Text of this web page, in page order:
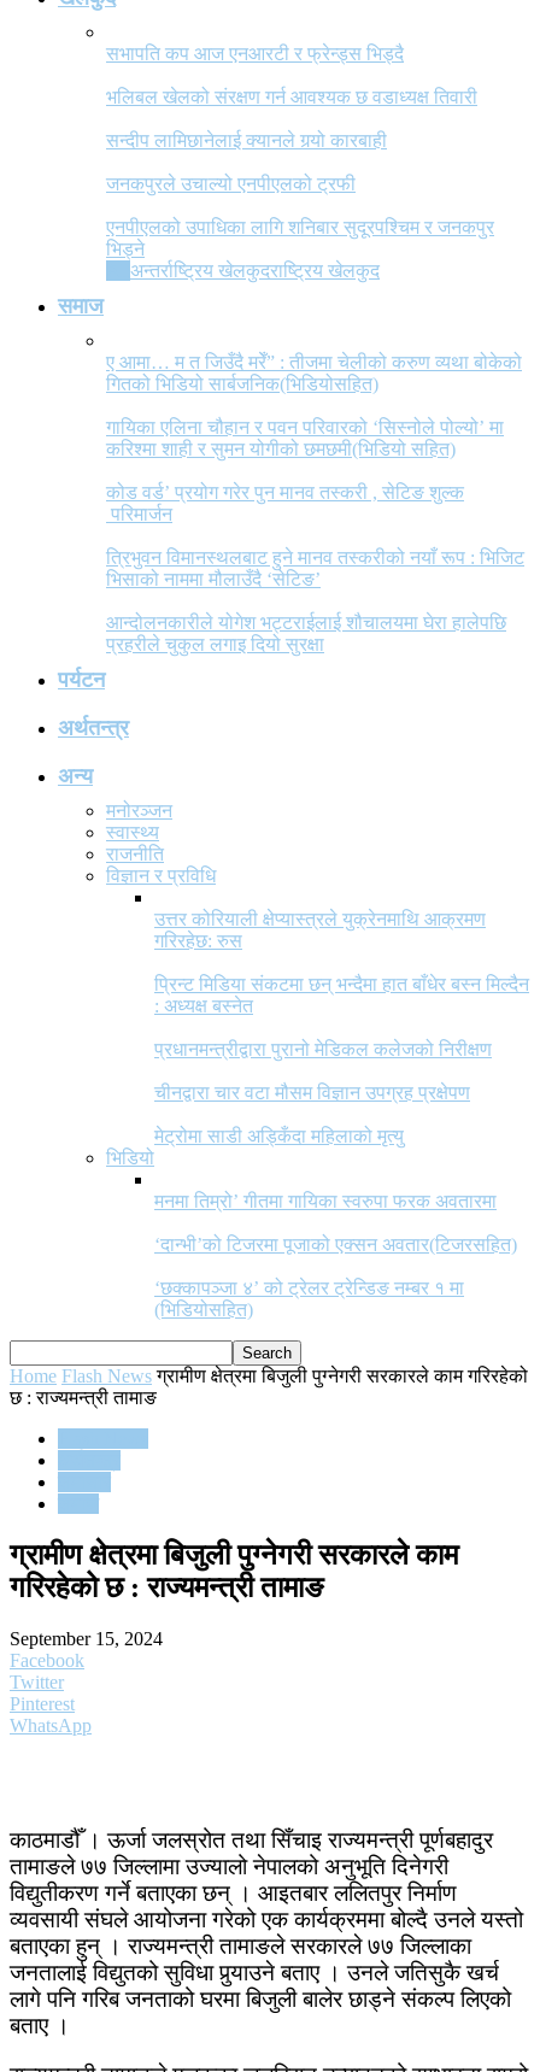
सभापति कप आज एनआरटी र फ्रेन्ड्स भिड्दै
भलिबल खेलको संरक्षण गर्न आवश्यक छ वडाध्यक्ष तिवारी
सन्दीप लामिछानेलाई क्यानले गर्‍यो कारबाही
जनकपुरले उचाल्यो एनपीएलको ट्रफी
एनपीएलको उपाधिका लागि शनिबार सुदूरपश्चिम र जनकपुर
भिड्ने
अन्तर्राष्ट्रिय खेलकुदराष्ट्रिय खेलकुद
समाज
ए आमा… म त जिउँदै मरेँ” : तीजमा चेलीको करुण व्यथा बोकेको
गितको भिडियो सार्बजनिक(भिडियोसहित)
गायिका एलिना चौहान र पवन परिवारको ‘सिस्नोले पोल्यो’ मा
करिश्मा शाही र सुमन योगीको छमछमी(भिडियो सहित)
कोड वर्ड’ प्रयोग गरेर पुन मानव तस्करी , सेटिङ शुल्क
परिमार्जन
त्रिभुवन विमानस्थलबाट हुने मानव तस्करीको नयाँ रूप : भिजिट
भिसाको नाममा मौलाउँदै ‘सेटिङ’
आन्दोलनकारीले योगेश भट्टराईलाई शौचालयमा घेरा हालेपछि
प्रहरीले चुकुल लगाइ दियो सुरक्षा
पर्यटन
अर्थतन्त्र
अन्य
मनोरञ्जन
स्वास्थ्य
राजनीति
विज्ञान र प्रविधि
उत्तर कोरियाली क्षेप्यास्त्रले युक्रेनमाथि आक्रमण
गरिरहेछ: रुस
प्रिन्ट मिडिया संकटमा छन् भन्दैमा हात बाँधेर बस्न मिल्दैन
: अध्यक्ष बस्नेत
प्रधानमन्त्रीद्वारा पुरानो मेडिकल कलेजको निरीक्षण
चीनद्वारा चार वटा मौसम विज्ञान उपग्रह प्रक्षेपण
मेट्रोमा साडी अड्किँदा महिलाको मृत्यु
भिडियो
मनमा तिम्रो’ गीतमा गायिका स्वरुपा फरक अवतारमा
‘दान्भी’को टिजरमा पूजाको एक्सन अवतार(टिजरसहित)
‘छक्कापञ्जा ४’ को ट्रेलर ट्रेन्डिङ नम्बर १ मा
(भिडियोसहित)
Home Flash News ग्रामीण क्षेत्रमा बिजुली पुग्नेगरी सरकारले काम गरिरहेको
छ : राज्यमन्त्री तामाङ
ग्रामीण क्षेत्रमा बिजुली पुग्नेगरी सरकारले काम
गरिरहेको छ : राज्यमन्त्री तामाङ
September 15, 2024
Facebook
Twitter
Pinterest
WhatsApp
काठमाडौँ । ऊर्जा जलस्रोत तथा सिँचाइ राज्यमन्त्री पूर्णबहादुर
तामाङले ७७ जिल्लामा उज्यालो नेपालको अनुभूति दिनेगरी
विद्युतीकरण गर्ने बताएका छन् । आइतबार ललितपुर निर्माण
व्यवसायी संघले आयोजना गरेको एक कार्यक्रममा बोल्दै उनले यस्तो
बताएका हुन् । राज्यमन्त्री तामाङले सरकारले ७७ जिल्लाका
जनतालाई विद्युतको सुविधा पुर्‍याउने बताए । उनले जतिसुकै खर्च
लागे पनि गरिब जनताको घरमा बिजुली बालेर छाड्ने संकल्प लिएको
बताए ।